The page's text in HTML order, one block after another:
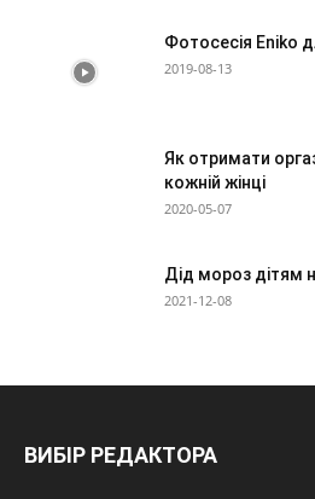
Фотосесія Eniko
2019-08-13
Як отримати
кожній жінці
2020-05-07
Дід мороз дітям
2021-12-08
ВИБІР РЕДАКТОРА